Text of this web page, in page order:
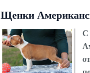
Щенки
С